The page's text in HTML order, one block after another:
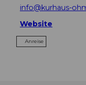
info@kurhaus-
Website
Anreise